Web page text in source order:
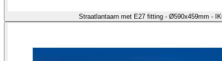
Straatlantaarn met E27 fitting - Ø590x459mm -